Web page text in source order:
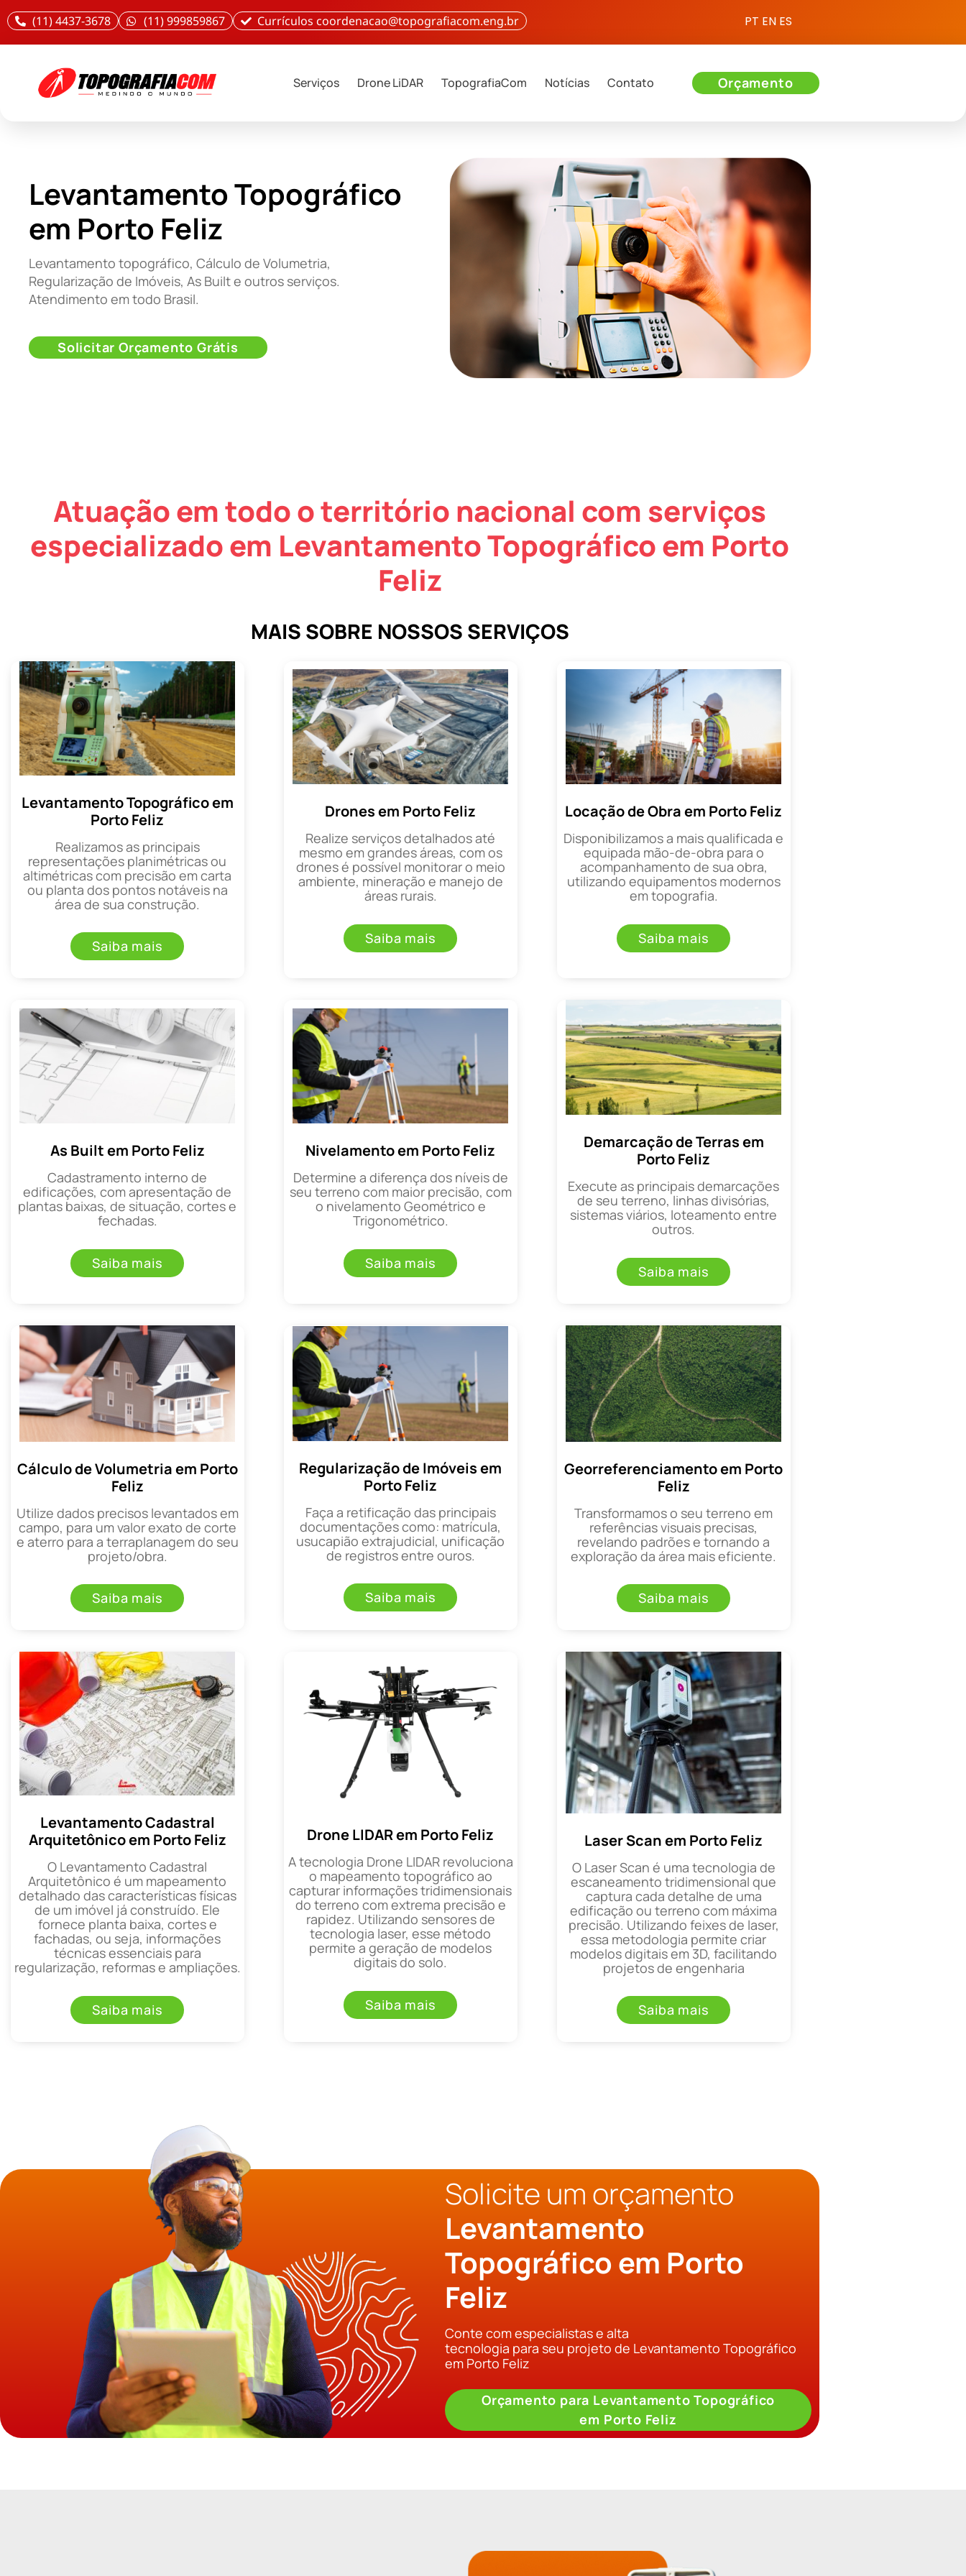
(11) 4437-3678 (11) 999859867 Currículos coordenacao@topografiacom.eng.br PT EN ES
Serviços Drone LiDAR TopografiaCom Notícias Contato Orçamento
Levantamento Topográfico
em Porto Feliz
Levantamento topográfico, Cálculo de Volumetria,
Regularização de Imóveis, As Built e outros serviços.
Atendimento em todo Brasil.
Solicitar Orçamento Grátis
Atuação em todo o território nacional com serviços
especializado em Levantamento Topográfico em Porto
Feliz
MAIS SOBRE NOSSOS SERVIÇOS
Levantamento Topográfico em
Porto Feliz
Realizamos as principais
representações planimétricas ou
altimétricas com precisão em carta
ou planta dos pontos notáveis na
área de sua construção.
Saiba mais
Drones em Porto Feliz
Realize serviços detalhados até
mesmo em grandes áreas, com os
drones é possível monitorar o meio
ambiente, mineração e manejo de
áreas rurais.
Saiba mais
Locação de Obra em Porto Feliz
Disponibilizamos a mais qualificada e
equipada mão-de-obra para o
acompanhamento de sua obra,
utilizando equipamentos modernos
em topografia.
Saiba mais
As Built em Porto Feliz
Cadastramento interno de
edificações, com apresentação de
plantas baixas, de situação, cortes e
fechadas.
Saiba mais
Nivelamento em Porto Feliz
Determine a diferença dos níveis de
seu terreno com maior precisão, com
o nivelamento Geométrico e
Trigonométrico.
Saiba mais
Demarcação de Terras em
Porto Feliz
Execute as principais demarcações
de seu terreno, linhas divisórias,
sistemas viários, loteamento entre
outros.
Saiba mais
Cálculo de Volumetria em Porto
Feliz
Utilize dados precisos levantados em
campo, para um valor exato de corte
e aterro para a terraplanagem do seu
projeto/obra.
Saiba mais
Regularização de Imóveis em
Porto Feliz
Faça a retificação das principais
documentações como: matrícula,
usucapião extrajudicial, unificação
de registros entre ouros.
Saiba mais
Georreferenciamento em Porto
Feliz
Transformamos o seu terreno em
referências visuais precisas,
revelando padrões e tornando a
exploração da área mais eficiente.
Saiba mais
Levantamento Cadastral
Arquitetônico em Porto Feliz
O Levantamento Cadastral
Arquitetônico é um mapeamento
detalhado das características físicas
de um imóvel já construído. Ele
fornece planta baixa, cortes e
fachadas, ou seja, informações
técnicas essenciais para
regularização, reformas e ampliações.
Saiba mais
Drone LIDAR em Porto Feliz
A tecnologia Drone LIDAR revoluciona
o mapeamento topográfico ao
capturar informações tridimensionais
do terreno com extrema precisão e
rapidez. Utilizando sensores de
tecnologia laser, esse método
permite a geração de modelos
digitais do solo.
Saiba mais
Laser Scan em Porto Feliz
O Laser Scan é uma tecnologia de
escaneamento tridimensional que
captura cada detalhe de uma
edificação ou terreno com máxima
precisão. Utilizando feixes de laser,
essa metodologia permite criar
modelos digitais em 3D, facilitando
projetos de engenharia
Saiba mais
Solicite um orçamento
Levantamento
Topográfico em Porto
Feliz
Conte com especialistas e alta
tecnologia para seu projeto de Levantamento Topográfico
em Porto Feliz
Orçamento para Levantamento Topográfico
em Porto Feliz